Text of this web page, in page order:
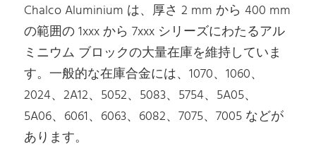
Chalco Aluminium は、厚さ 2 mm から 400 mm
の範囲の 1xxx から 7xxx シリーズにわたるアル
ミニウム ブロックの大量在庫を維持していま
す。一般的な在庫合金には、1070、1060、
2024、2A12、5052、5083、5754、5A05、
5A06、6061、6063、6082、7075、7005 などが
あります。